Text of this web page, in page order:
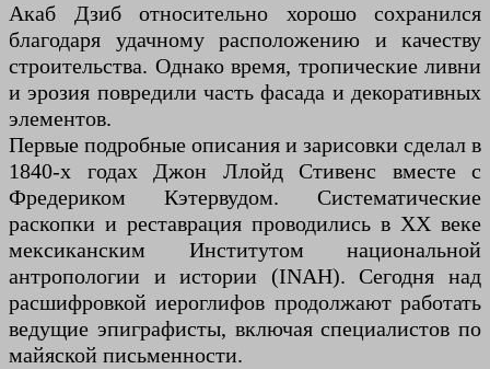
Акаб Дзиб относительно хорошо сохранился
благодаря удачному расположению и качеству
строительства. Однако время, тропические ливни
и эрозия повредили часть фасада и декоративных
элементов.
Первые подробные описания и зарисовки сделал в
1840-х годах Джон Ллойд Стивенс вместе с
Фредериком Кэтервудом. Систематические
раскопки и реставрация проводились в XX веке
мексиканским Институтом национальной
антропологии и истории (INAH). Сегодня над
расшифровкой иероглифов продолжают работать
ведущие эпиграфисты, включая специалистов по
майяской письменности.